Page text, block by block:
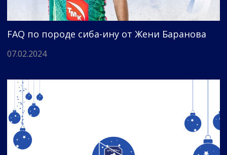
FAQ по породе сиба-ину от Жени Баранова
07.02.2024